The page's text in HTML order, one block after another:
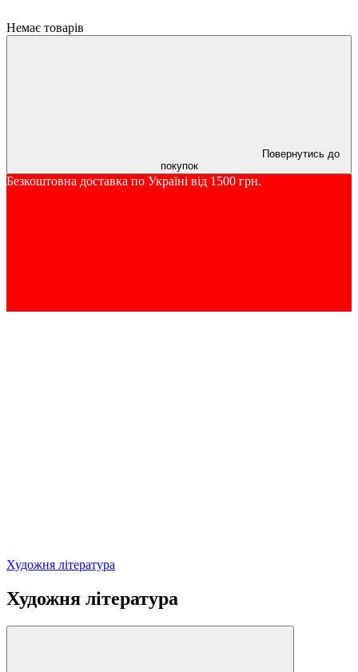
Немає товарів
Повернутись до
покупок
Безкоштовна доставка по Україні від 1500 грн.
Художня література
Художня література